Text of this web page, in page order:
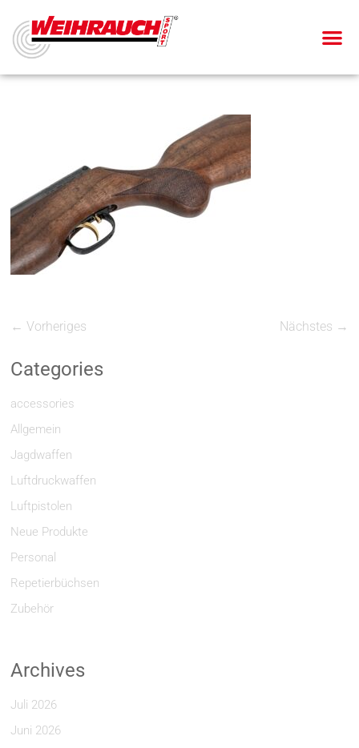
← Vorheriges Nächstes →
Categories
accessories
Allgemein
Jagdwaffen
Luftdruckwaffen
Luftpistolen
Neue Produkte
Personal
Repetierbüchsen
Zubehör
Archives
Juli 2026
Juni 2026